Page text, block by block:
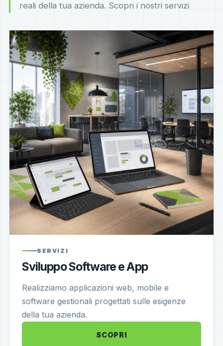
reali della tua azienda. Scopri i nostri servizi
SERVIZI
Sviluppo Software e App
Realizziamo applicazioni web, mobile e
software gestionali progettati sulle esigenze
della tua azienda.
SCOPRI